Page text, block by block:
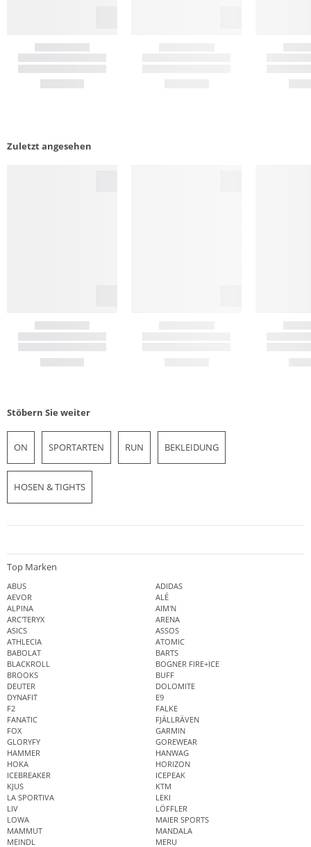
Zuletzt angesehen
Stöbern Sie weiter
ON SPORTARTEN RUN BEKLEIDUNG
HOSEN & TIGHTS
Top Marken
ABUS
ADIDAS
AEVOR
ALÉ
ALPINA
AIM'N
ARC'TERYX
ARENA
ASICS
ASSOS
ATHLECIA
ATOMIC
BABOLAT
BARTS
BLACKROLL
BOGNER FIRE+ICE
BROOKS
BUFF
DEUTER
DOLOMITE
DYNAFIT
E9
F2
FALKE
FANATIC
FJÄLLRÄVEN
FOX
GARMIN
GLORYFY
GOREWEAR
HAMMER
HANWAG
HOKA
HORIZON
ICEBREAKER
ICEPEAK
KJUS
KTM
LA SPORTIVA
LEKI
LIV
LÖFFLER
LOWA
MAIER SPORTS
MAMMUT
MANDALA
MEINDL
MERU